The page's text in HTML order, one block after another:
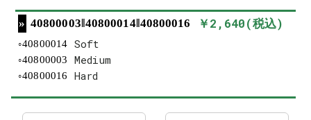
40800003‖40800014‖40800016 ￥2,640(税込)
40800014 Soft
40800003 Medium
40800016 Hard